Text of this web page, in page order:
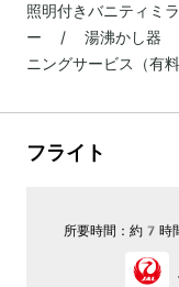
照明付きバニティ
ー / 湯沸かし器 /
ニングサービス（有料
フライト
所要時間： 約7時